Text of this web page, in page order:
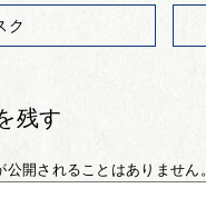
ク
残す
公開されることはありません。